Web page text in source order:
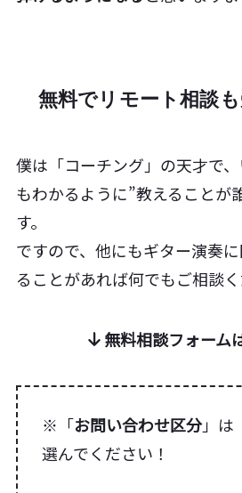
無料でリモート相談も
僕は「コーチング」の天才で
もわかるように”教えることが
す。
ですので、他にもギター演奏
ることがあれば何でもご相談く
無料相談フォーム
※「お問い合わせ区分」は
選んでください！